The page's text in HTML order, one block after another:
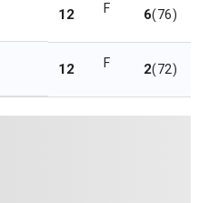
12 F 6(76)
12 F 2(72)